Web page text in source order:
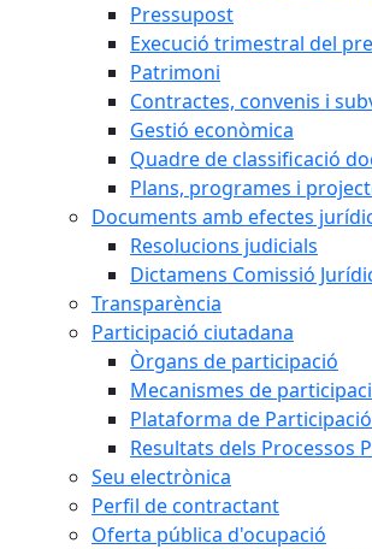
Pressupost
Execució trimestral del
Patrimoni
Contractes, convenis i
Gestió econòmica
Quadre de classificació
Plans, programes i
Documents amb efectes
Resolucions judicials
Dictamens Comissió
Transparència
Participació ciutadana
Òrgans de participació
Mecanismes de
Plataforma de
Resultats dels Processos
Seu electrònica
Perfil de contractant
Oferta pública d'ocupació